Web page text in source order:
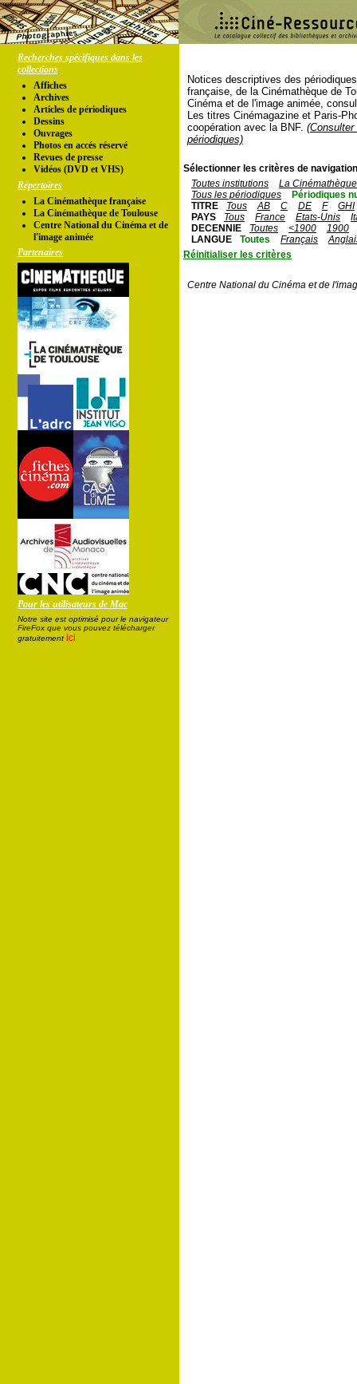
Recherches spécifiques dans les
collections
Affiches
Archives
Articles de périodiques
Dessins
Ouvrages
Photos en accés réservé
Revues de presse
Vidéos (DVD et VHS)
Répertoires
La Cinémathèque française
La Cinémathèque de Toulouse
Centre National du Cinéma et de
l'image animée
Partenaires
Pour les utilisateurs de Mac
Notre site est optimisé pour le navigateur
FireFox que vous pouvez télécharger
gratuitement ici
Notices descriptives des
française, de la Cinémathèque de
Cinéma et de l'image animée,
Les titres Cinémagazine et Paris-
coopération avec la BNF.
périodiques)
Sélectionner les critères de
Toutes institutions
La
Tous les périodiques
Périodiques
TITRE
Tous AB C DE F
GHI
PAYS
Tous France Etats-Unis
DECENNIE
Toutes <1900
1900
LANGUE
Toutes Français
Réinitialiser les critères
Centre National du Cinéma et de